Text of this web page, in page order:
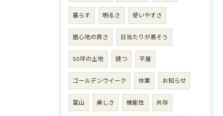
暮らす 明るさ 使いやすさ
居心地の良さ 日当たりが悪そう
50坪の土地 建つ 平屋
ゴールデンウイーク 休業 お知らせ
富山 美しさ 機能性 共存